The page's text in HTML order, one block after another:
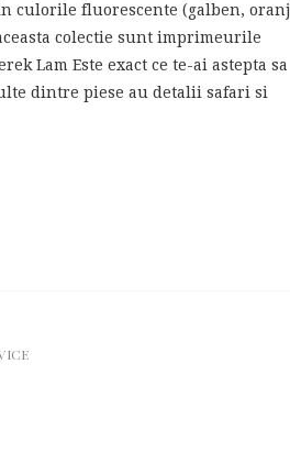
culorile fluorescente (galben, oranj
colectie sunt imprimeurile
Lam Este exact ce te-ai astepta sa
dintre piese au detalii safari si